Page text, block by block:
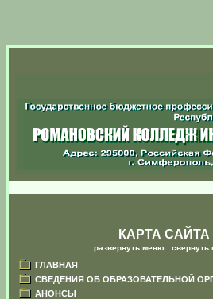
КАРТА САЙТА
развернуть меню свернуть
ГЛАВНАЯ
СВЕДЕНИЯ ОБ ОБРАЗОВАТЕЛЬНОЙ
АНОНСЫ